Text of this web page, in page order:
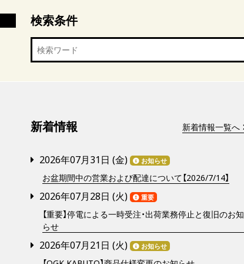
検索条件
新着情報 新着情報一覧へ
2026年07月31日 (金) お知らせ
お盆期間中の営業および配達について【2026/7/14】
2026年07月28日 (火) 重要
【重要】停電による一時受注・出荷業務停止と復旧のお知
らせ
2026年07月21日 (火) お知らせ